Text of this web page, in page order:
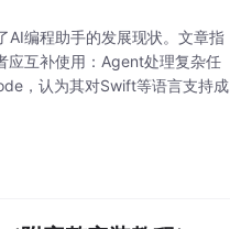
编程助手的发展现状。文章指
应互补使用：Agent处理复杂任
，认为其对Swift等语言支持成